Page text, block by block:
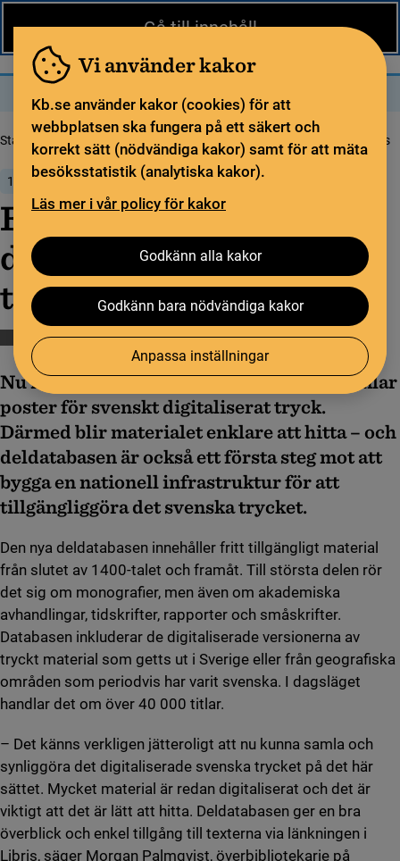
Gå till innehåll
Vi använder kakor
Kb.se använder kakor (cookies) för att
webbplatsen ska fungera på ett säkert och
korrekt sätt (nödvändiga kakor) samt för att mäta
besöksstatistik (analytiska kakor).
Läs mer i vår policy för kakor
Godkänn alla kakor
Godkänn bara nödvändiga kakor
Anpassa inställningar
Startsida Nytt från KB Enklare att hitta digitaliserat svenskt tryck i Libris
1 november 2021
Enklare att hitta
digitaliserat svenskt
tryck i Libris
BibliotekssamverkanDigitaliseringLibris
Nu finns en ny deldatabas i Libris som samlar
poster för svenskt digitaliserat tryck.
Därmed blir materialet enklare att hitta – och
deldatabasen är också ett första steg mot att
bygga en nationell infrastruktur för att
tillgängliggöra det svenska trycket.
Den nya deldatabasen innehåller fritt tillgängligt material
från slutet av 1400-talet och framåt. Till största delen rör
det sig om monografier, men även om akademiska
avhandlingar, tidskrifter, rapporter och småskrifter.
Databasen inkluderar de digitaliserade versionerna av
tryckt material som getts ut i Sverige eller från geografiska
områden som periodvis har varit svenska. I dagsläget
handlar det om över 40 000 titlar.
– Det känns verkligen jätteroligt att nu kunna samla och
synliggöra det digitaliserade svenska trycket på det här
sättet. Mycket material är redan digitaliserat och det är
viktigt att det är lätt att hitta. Deldatabasen ger en bra
överblick och enkel tillgång till texterna via länkningen i
Libris, säger Morgan Palmqvist, överbibliotekarie på